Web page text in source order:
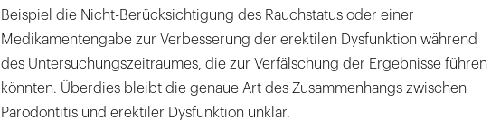
Beispiel die Nicht-Berücksichtigung des Rauchstatus oder einer
Medikamentengabe zur Verbesserung der erektilen Dysfunktion während
des Untersuchungszeitraumes, die zur Verfälschung der Ergebnisse führen
könnten. Überdies bleibt die genaue Art des Zusammenhangs zwischen
Parodontitis und erektiler Dysfunktion unklar.